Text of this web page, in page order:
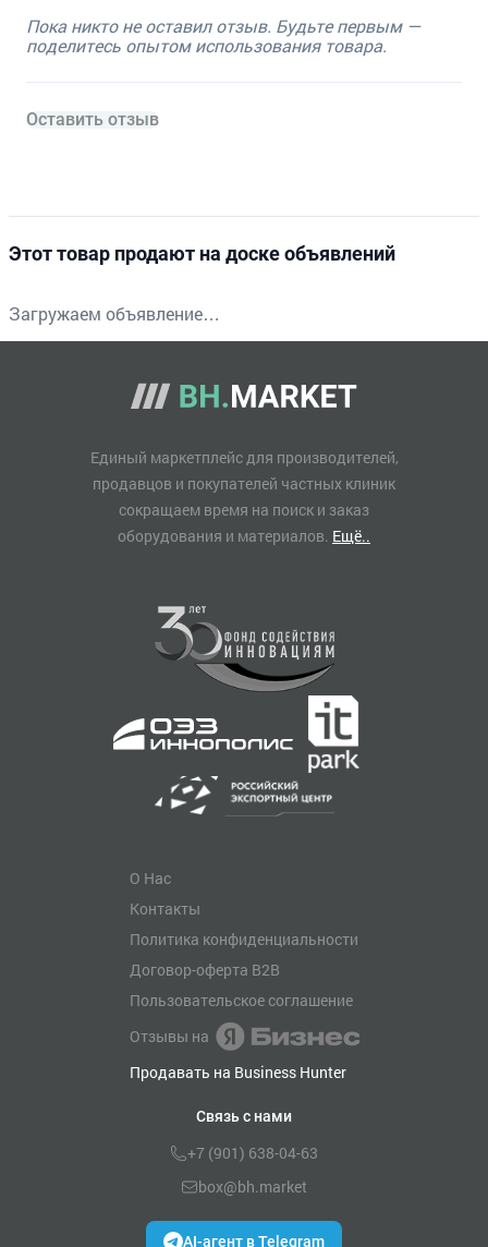
Пока никто не оставил отзыв. Будьте первым —
поделитесь опытом использования товара.
Оставить отзыв
Этот товар продают на доске объявлений
Загружаем объявление…
Единый маркетплейс для производителей,
продавцов и покупателей частных клиник
сокращаем время на поиск и заказ
оборудования и материалов. Ещё..
О Нас
Контакты
Политика конфиденциальности
Договор-оферта B2B
Пользовательское соглашение
Отзывы на
Продавать на Business Hunter
Связь с нами
+7 (901) 638-04-63
box@bh.market
AI-агент в Telegram